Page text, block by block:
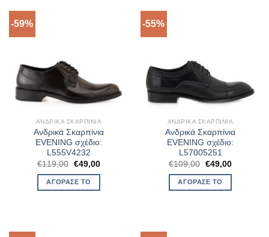
-59%
ΑΝΔΡΙΚΆ ΣΚΑΡΠΊΝΙΑ
Ανδρικά Σκαρπίνια
EVENING σχέδιο:
L555V4232
€119,00 Original
price
was:
€119,00.
€49,00Η
ΑΓΌΡΑΣΈ ΤΟ
-55%
ΑΝΔΡΙΚΆ ΣΚΑΡΠΊΝΙΑ
Ανδρικά Σκαρπίνια
EVENING σχέδιο:
L57005251
€109,00 Original
price
was:
€109,00.
€49,00Η
ΑΓΌΡΑΣΈ ΤΟ